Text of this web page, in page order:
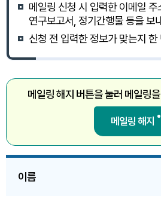
메일링 신청 시 입력한 이메일 주
연구보고서, 정기간행물 등을 보
신청 전 입력한 정보가 맞는지
메일링 해지 버튼을 눌러 메일링
메일링 해지
이름